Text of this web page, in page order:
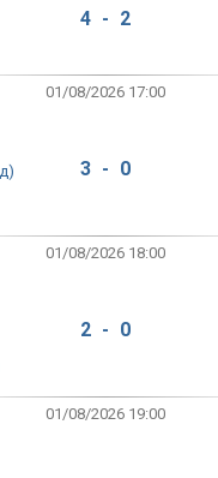
4 - 2
01/08/2026 17:00
3 - 0
01/08/2026 18:00
2 - 0
01/08/2026 19:00